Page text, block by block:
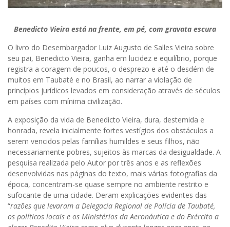
Benedicto Vieira está na frente, em pé, com gravata escura
O livro do Desembargador Luiz Augusto de Salles Vieira sobre
seu pai, Benedicto Vieira, ganha em lucidez e equilíbrio, porque
registra a coragem de poucos, o desprezo e até o desdém de
muitos em Taubaté e no Brasil, ao narrar a violação de
princípios jurídicos levados em consideração através de séculos
em países com mínima civilização.
A exposição da vida de Benedicto Vieira, dura, destemida e
honrada, revela inicialmente fortes vestígios dos obstáculos a
serem vencidos pelas famílias humildes e seus filhos, não
necessariamente pobres, sujeitos às marcas da desigualdade. A
pesquisa realizada pelo Autor por três anos e as reflexões
desenvolvidas nas páginas do texto, mais várias fotografias da
época, concentram-se quase sempre no ambiente restrito e
sufocante de uma cidade. Deram explicações evidentes das
“razões que levaram a Delegacia Regional de Polícia de Taubaté,
os políticos locais e os Ministérios da Aeronáutica e do Exército a